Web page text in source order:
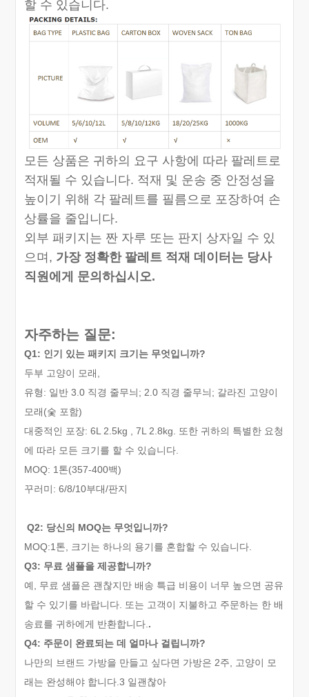
할 수 있습니다.
모든 상품은 귀하의 요구 사항에 따라 팔레트로
적재될 수 있습니다. 적재 및 운송 중 안정성을
높이기 위해 각 팔레트를 필름으로 포장하여 손
상률을 줄입니다.
외부 패키지는 짠 자루 또는 판지 상자일 수 있
으며, 가장 정확한 팔레트 적재 데이터는 당사
직원에게 문의하십시오.
자주하는 질문:
Q1: 인기 있는 패키지 크기는 무엇입니까?
두부 고양이 모래,
유형: 일반 3.0 직경 줄무늬; 2.0 직경 줄무늬; 갈라진 고양이
모래(숯 포함)
대중적인 포장: 6L 2.5kg , 7L 2.8kg. 또한 귀하의 특별한 요청
에 따라 모든 크기를 할 수 있습니다.
MOQ: 1톤(357-400백)
꾸러미: 6/8/10부대/판지
Q2: 당신의 MOQ는 무엇입니까?
MOQ:1 톤
크기는 하나의 용기를 혼합할 수 있습니다.
Q3: 무료 샘플을 제공합니까?
예, 무료 샘플은 괜찮지만 배송 특급 비용이 너무 높으면 공유
할 수 있기를 바랍니다. 또는 고객이 지불하고 주문하는 한 배
송료를 귀하에게 반환합니다. .
Q4: 주문이 완료되는 데 얼마나 걸립니까?
나만의 브랜드 가방을 만들고 싶다면 가방은 2주, 고양이 모
래는 완성해야 합니다.3 일괜찮아